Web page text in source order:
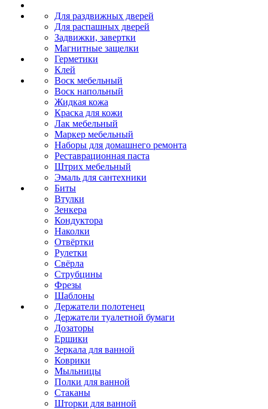
Для раздвижных дверей
Для распашных дверей
Задвижки, завертки
Магнитные защелки
Герметики
Клей
Воск мебельный
Воск напольный
Жидкая кожа
Краска для кожи
Лак мебельный
Маркер мебельный
Наборы для домашнего ремонта
Реставрационная паста
Штрих мебельный
Эмаль для сантехники
Биты
Втулки
Зенкера
Кондуктора
Наколки
Отвёртки
Рулетки
Свёрла
Струбцины
Фрезы
Шаблоны
Держатели полотенец
Держатели туалетной бумаги
Дозаторы
Ершики
Зеркала для ванной
Коврики
Мыльницы
Полки для ванной
Стаканы
Шторки для ванной